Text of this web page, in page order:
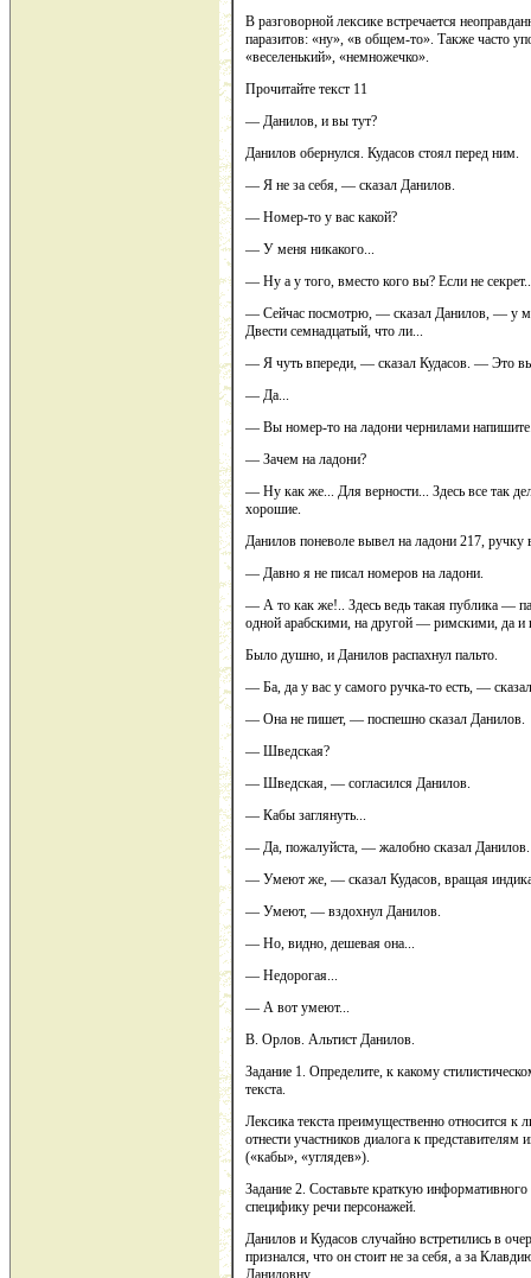
В разговорной лексике встречается
паразитов: «ну», «в общем-то». Также часто
«веселенький», «немножечко».
Прочитайте текст 11
— Данилов, и вы тут?
Данилов обернулся. Кудасов стоял перед ним.
— Я не за себя, — сказал Данилов.
— Номер-то у вас какой?
— У меня никакого...
— Ну а у того, вместо кого вы? Если не
— Сейчас посмотрю, — сказал Данилов, — у
Двести семнадцатый, что ли...
— Я чуть впереди, — сказал Кудасов. — Это
— Да...
— Вы номер-то на ладони чернилами
— Зачем на ладони?
— Ну как же... Для верности... Здесь все так
хорошие.
Данилов поневоле вывел на ладони 217, ручку
— Давно я не писал номеров на ладони.
— А то как же!.. Здесь ведь такая публика —
одной арабскими, на другой — римскими, да и
Было душно, и Данилов распахнул пальто.
— Ба, да у вас у самого ручка-то есть, —
— Она не пишет, — поспешно сказал Данилов.
— Шведская?
— Шведская, — согласился Данилов.
— Кабы заглянуть...
— Да, пожалуйста, — жалобно сказал Данилов.
— Умеют же, — сказал Кудасов, вращая
— Умеют, — вздохнул Данилов.
— Но, видно, дешевая она...
— Недорогая...
— А вот умеют...
В. Орлов. Альтист Данилов.
Задание 1. Определите, к какому
текста.
Лексика текста преимущественно относится к
отнести участников диалога к представителям
(«кабы», «углядев»).
Задание 2. Составьте краткую
специфику речи персонажей.
Данилов и Кудасов случайно встретились в
признался, что он стоит не за себя, а за
Даниловну.